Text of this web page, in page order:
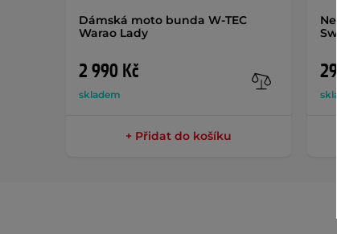
Dámská moto bunda W-TEC
Warao Lady
2 990 Kč
skladem
+ Přidat do košíku